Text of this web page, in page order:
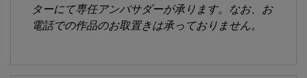
ターにて専任アンバサダーが承ります。なお、お
電話での作品のお取置きは承っておりません。